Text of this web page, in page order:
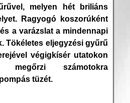
melyen hét briliáns
Ragyogó koszorúként
a varázslat a mindennapi
Tökéletes eljegyzési gyűrű
végigkísér utatokon
megőrzi számotokra
tüzét.